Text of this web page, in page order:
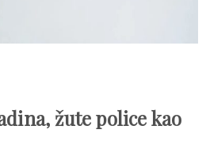
žute police kao